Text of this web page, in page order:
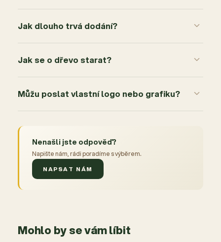
Jak dlouho trvá dodání?
Jak se o dřevo starat?
Můžu poslat vlastní logo nebo grafiku?
Nenašli jste odpověď?
Napište nám, rádi poradíme s výběrem.
NAPSAT NÁM
Mohlo by se vám líbit